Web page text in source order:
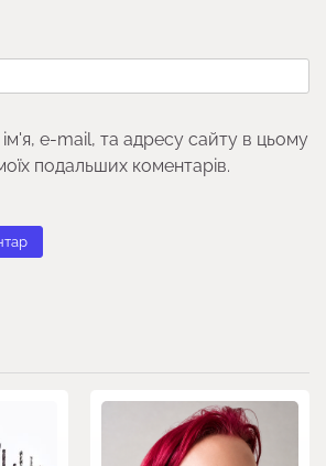
e-mail, та адресу сайту в цьому
подальших коментарів.